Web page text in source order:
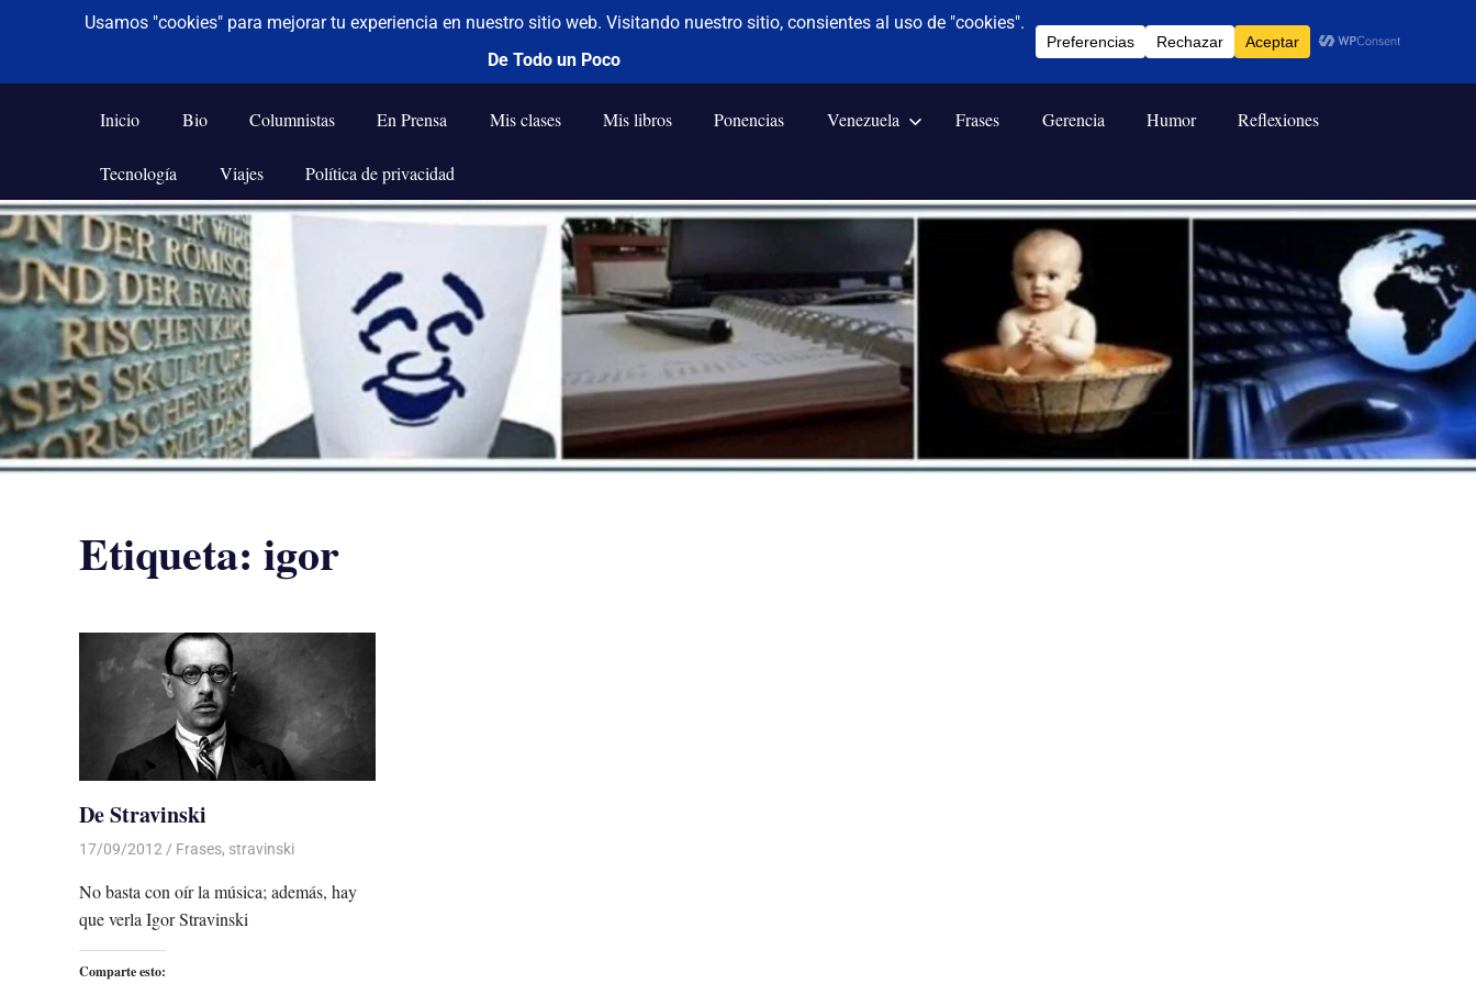
Saltar
al
contenido
De todo un poco
Frases,
Humor,
Tecnología
y
Viajes
Inicio Bio Columnistas En Prensa Mis clases Mis libros Ponencias Venezuela Frases Gerencia Humor Reflexiones
Tecnología Viajes Política de privacidad
Etiqueta: igor
De Stravinski
17/09/2012 Luis Castellanos
Frases, stravinski
No basta con oír la música; además, hay
que verla Igor Stravinski
Comparte esto: